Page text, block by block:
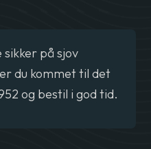
på sjov
du kommet til det
og bestil i god tid.